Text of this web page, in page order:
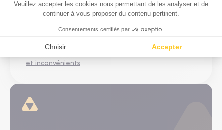
participant à la préservation du patrimoine
immobilier ancien.
Le recours à une SCI pour gérer librement son
et inconvénients